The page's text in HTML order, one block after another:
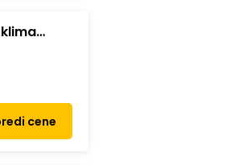
klima
cene